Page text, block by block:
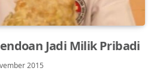
Jadi Milik Pribadi
2015